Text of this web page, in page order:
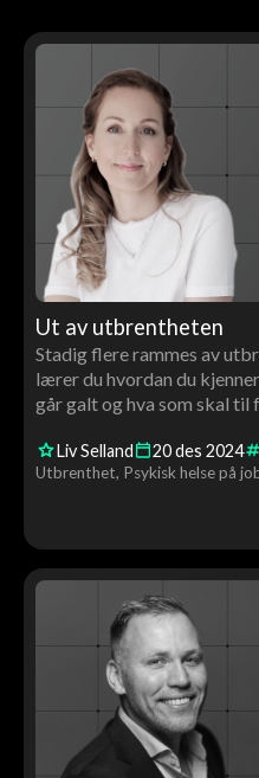
Ut av utbrentheten
Stadig flere rammes av
lærer du hvordan du
går galt og hva som skal
Liv Selland 20des 2024
Utbrenthet Psykisk helse på